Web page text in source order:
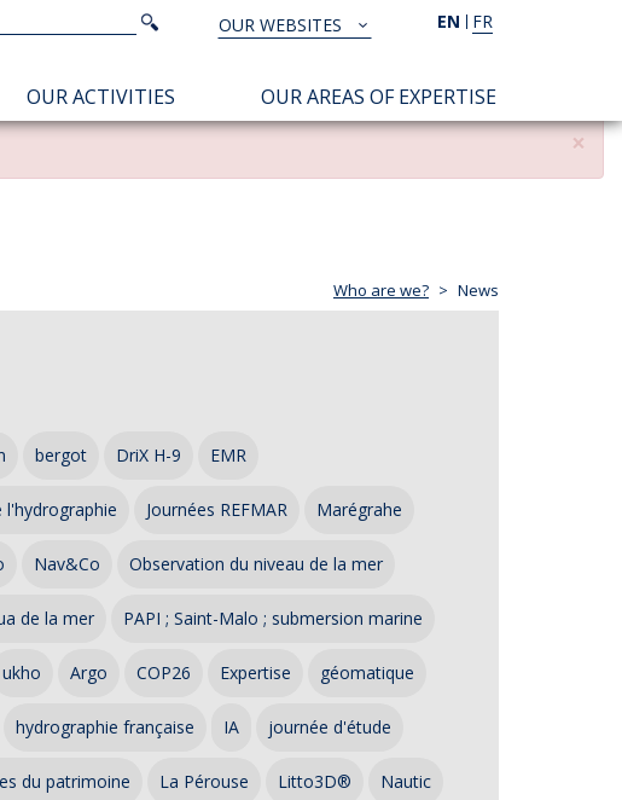
EN FR
TOUS
NOS
SITES
OUR WEBSITES
Search
Search
OUR ACTIVITIES OUR AREAS OF EXPERTISE
×
Who are we? News
bergot DriX H-9 EMR
l'hydrographie Journées REFMAR Marégrahe
Nav&Co Observation du niveau de la mer
de la mer PAPI ; Saint-Malo ; submersion marine
ukho Argo COP26 Expertise géomatique
hydrographie française IA journée d'étude
du patrimoine La Pérouse Litto3D® Nautic